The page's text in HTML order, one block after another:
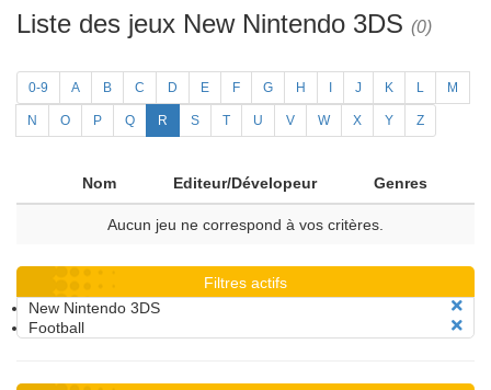
Liste des jeux New Nintendo 3DS (0)
0-9 A B C D E F G H J K L M
N O P Q R S T U V W X Y Z
Nom Editeur/Dévelopeur Genres
Aucun jeu ne correspond à vos critères.
Filtres actifs
New Nintendo 3DS
Football